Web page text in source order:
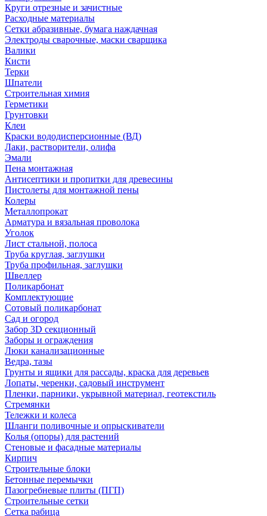
Круги отрезные и зачистные
Расходные материалы
Сетки абразивные, бумага наждачная
Электроды сварочные, маски сварщика
Валики
Кисти
Терки
Шпатели
Строительная химия
Герметики
Грунтовки
Клеи
Краски вододисперсионные (ВД)
Лаки, растворители, олифа
Эмали
Пена монтажная
Антисептики и пропитки для древесины
Пистолеты для монтажной пены
Колеры
Металлопрокат
Арматура и вязальная проволока
Уголок
Лист стальной, полоса
Труба круглая, заглушки
Труба профильная, заглушки
Швеллер
Поликарбонат
Комплектующие
Сотовый поликарбонат
Сад и огород
Забор 3D секционный
Заборы и ограждения
Люки канализационные
Ведра, тазы
Грунты и ящики для рассады, краска для деревьев
Лопаты, черенки, садовый инструмент
Пленки, парники, укрывной материал, геотекстиль
Стремянки
Тележки и колеса
Шланги поливочные и опрыскиватели
Колья (опоры) для растений
Стеновые и фасадные материалы
Кирпич
Строительные блоки
Бетонные перемычки
Пазогребневые плиты (ПГП)
Строительные сетки
Сетка рабица